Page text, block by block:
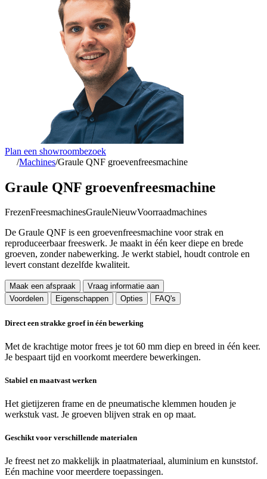
Plan een showroombezoek
/Machines/Graule QNF groevenfreesmachine
Graule QNF groevenfreesmachine
FrezenFreesmachinesGrauleNieuwVoorraadmachines
De Graule QNF is een groevenfreesmachine voor strak en
reproduceerbaar freeswerk. Je maakt in één keer diepe en brede
groeven, zonder nabewerking. Je werkt stabiel, houdt controle en
levert constant dezelfde kwaliteit.
Maak een afspraak
Vraag informatie aan
Voordelen
Eigenschappen Opties FAQ's
Direct een strakke groef in één bewerking
Met de krachtige motor frees je tot 60 mm diep en breed in één keer.
Je bespaart tijd en voorkomt meerdere bewerkingen.
Stabiel en maatvast werken
Het gietijzeren frame en de pneumatische klemmen houden je
werkstuk vast. Je groeven blijven strak en op maat.
Geschikt voor verschillende materialen
Je freest net zo makkelijk in plaatmateriaal, aluminium en kunststof.
Eén machine voor meerdere toepassingen.